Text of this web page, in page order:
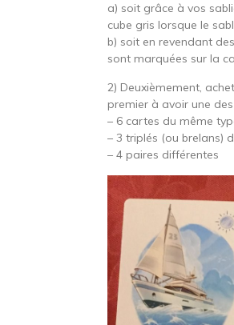
a) soit grâce à vos
cube gris lorsque le
b) soit en revendant
sont marquées sur la
2) Deuxièmement,
premier à avoir une
– 6 cartes du même
– 3 triplés (ou brelans)
– 4 paires différentes